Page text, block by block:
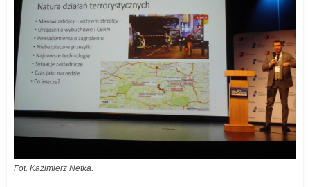
Fot. Kazimierz Netka.